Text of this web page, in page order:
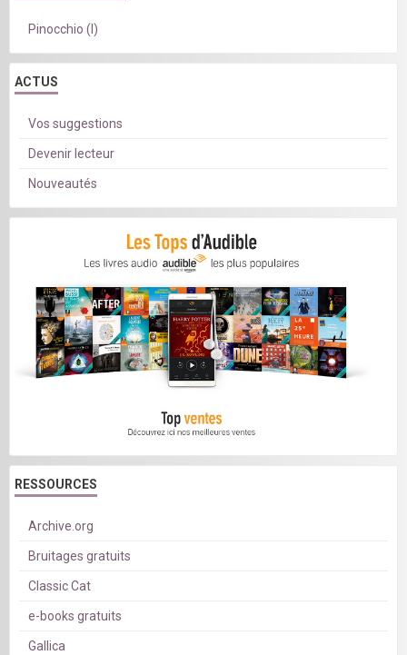
Pinocchio (I)
ACTUS
Vos suggestions
Devenir lecteur
Nouveautés
RESSOURCES
Archive.org
Bruitages gratuits
Classic Cat
e-books gratuits
Gallica